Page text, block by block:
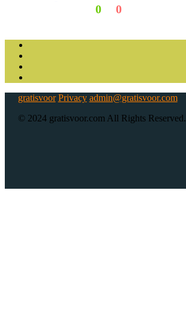
0 0
gratisvoor Privacy admin@gratisvoor.com
© 2024 gratisvoor.com All Rights Reserved.